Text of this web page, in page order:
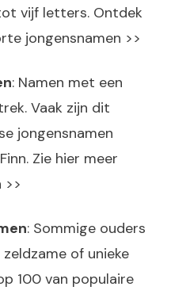
vijf letters. Ontdek
jongensnamen >>
: Namen met een
Vaak zijn dit
jongensnamen
Zie hier meer
: Sommige ouders
of unieke
100 van populaire